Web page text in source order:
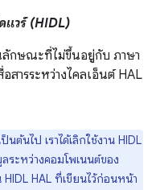
แวร์ (HIDL)
ลักษณะที่ไม่ขึ้นอยู่กับ ภาษา
สารระหว่างไคลเอ็นต์ HAL
ต้นไป เราได้เลิกใช้งาน HIDL
ระหว่างคอมโพเนนต์ของ
HAL ที่เขียนไว้ก่อนหน้า